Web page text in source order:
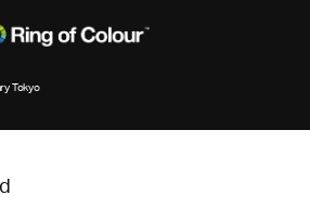
Tokyo